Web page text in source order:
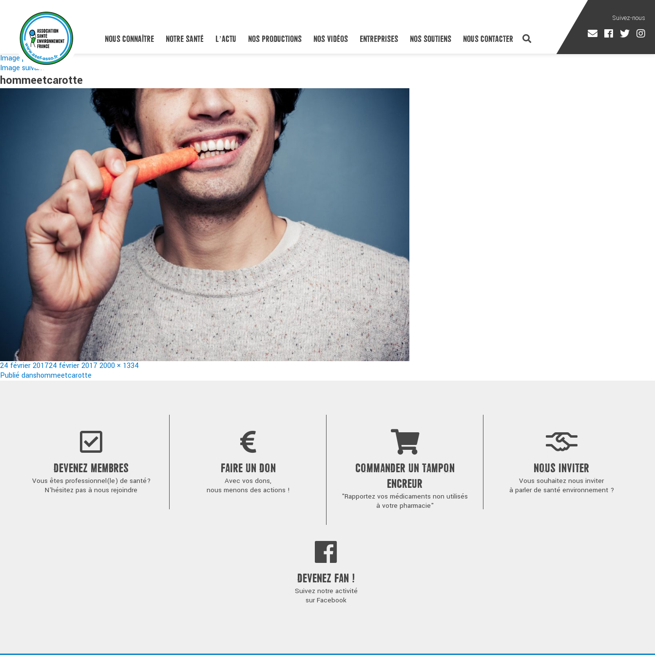
NOUS CONNAÎTRE NOTRE SANTÉ L’ACTU NOS PRODUCTIONS NOS VIDÉOS ENTREPRISES NOS SOUTIENS NOUS CONTACTER
Image précédente
Image suivante
hommeetcarotte
Publié
le
24 février 201724 février 2017 Taille
2000 × 1334
Navigation
Publié danshommeetcarotte
DEVENEZ MEMBRES
Vous êtes professionnel(le) de santé?
N'hésitez pas à nous rejoindre
FAIRE UN DON
Avec vos dons,
nous menons des actions !
COMMANDER UN TAMPON
ENCREUR
"Rapportez vos médicaments non utilisés
à votre pharmacie"
NOUS INVITER
Vous souhaitez nous inviter
à parler de santé environnement ?
DEVENEZ FAN !
Suivez notre activité
sur Facebook